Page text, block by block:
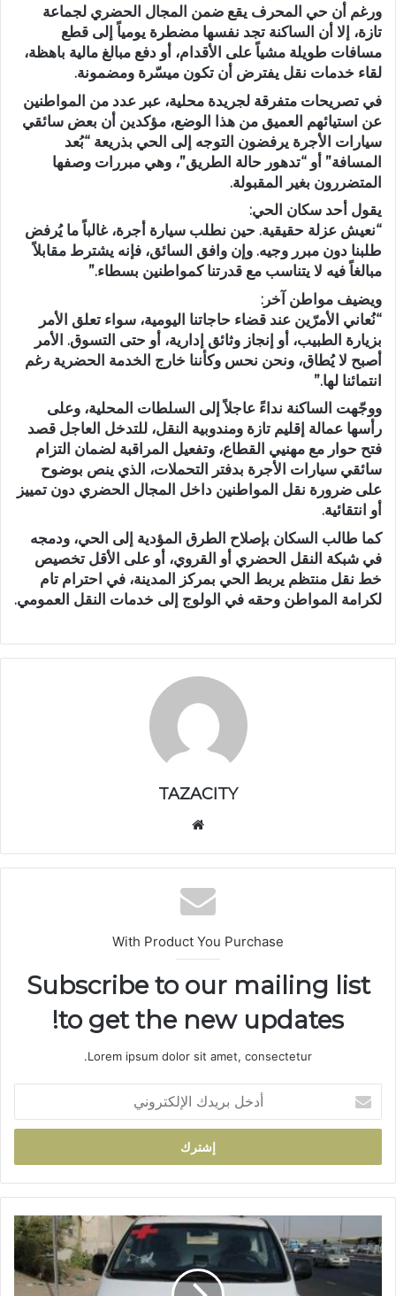
ورغم أن حي المحرف يقع ضمن المجال الحضري لجماعة
تازة، إلا أن الساكنة تجد نفسها مضطرة يومياً إلى قطع
مسافات طويلة مشياً على الأقدام، أو دفع مبالغ مالية باهظة،
لقاء خدمات نقل يفترض أن تكون ميسّرة ومضمونة.
في تصريحات متفرقة لجريدة محلية، عبر عدد من المواطنين
عن استيائهم العميق من هذا الوضع، مؤكدين أن بعض سائقي
سيارات الأجرة يرفضون التوجه إلى الحي بذريعة “بُعد
المسافة” أو “تدهور حالة الطريق”، وهي مبررات وصفها
المتضررون بغير المقبولة.
يقول أحد سكان الحي:
“نعيش عزلة حقيقية. حين نطلب سيارة أجرة، غالباً ما يُرفض
طلبنا دون مبرر وجيه. وإن وافق السائق، فإنه يشترط مقابلاً
مبالغاً فيه لا يتناسب مع قدرتنا كمواطنين بسطاء.”
ويضيف مواطن آخر:
“نُعاني الأمرّين عند قضاء حاجاتنا اليومية، سواء تعلق الأمر
بزيارة الطبيب، أو إنجاز وثائق إدارية، أو حتى التسوق. الأمر
أصبح لا يُطاق، ونحن نحس وكأننا خارج الخدمة الحضرية رغم
انتمائنا لها.”
ووجّهت الساكنة نداءً عاجلاً إلى السلطات المحلية، وعلى
رأسها عمالة إقليم تازة ومندوبية النقل، للتدخل العاجل قصد
فتح حوار مع مهنيي القطاع، وتفعيل المراقبة لضمان التزام
سائقي سيارات الأجرة بدفتر التحملات، الذي ينص بوضوح
على ضرورة نقل المواطنين داخل المجال الحضري دون تمييز
أو انتقائية.
كما طالب السكان بإصلاح الطرق المؤدية إلى الحي، ودمجه
في شبكة النقل الحضري أو القروي، أو على الأقل تخصيص
خط نقل منتظم يربط الحي بمركز المدينة، في احترام تام
لكرامة المواطن وحقه في الولوج إلى خدمات النقل العمومي.
TAZACITY
الوي
ب
With Product You Purchase
Subscribe to our mailing list
to get the new updates!
Lorem ipsum dolor sit amet, consectetur.
خ
ب
ر
ك
ا
و
ا